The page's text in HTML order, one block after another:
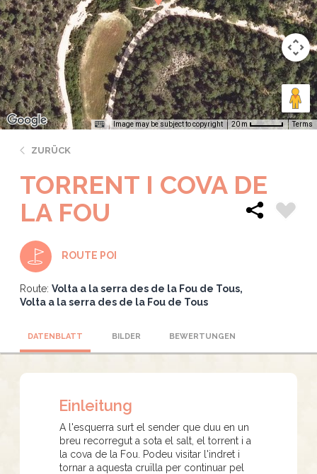
Image may be subject to copyright 20 m Terms
ZURÜCK
TORRENT I COVA DE
LA FOU
ROUTE POI
Route: Volta a la serra des de la Fou de Tous
Volta a la serra des de la Fou de Tous
DATENBLATT BILDER BEWERTUNGEN
Einleitung
A l'esquerra surt el sender que duu en un
breu recorregut a sota el salt, el torrent i a
la cova de la Fou. Podeu visitar l'indret i
tornar a aquesta cruïlla per continuar pel